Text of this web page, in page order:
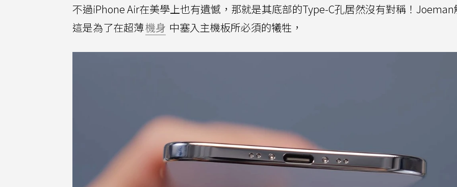
不過iPhone Air在美學上也有遺憾，那就是其底部的Type-C孔居然沒有對稱！
這是為了在超薄機身 中塞入主機板所必須的犧牲，